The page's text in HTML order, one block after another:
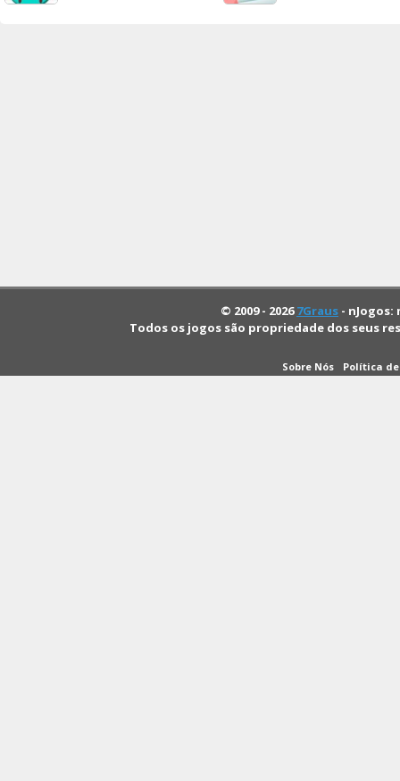
© 2009 - 20267Graus -
Todos os jogos são propriedade dos seus
Sobre Nós Política